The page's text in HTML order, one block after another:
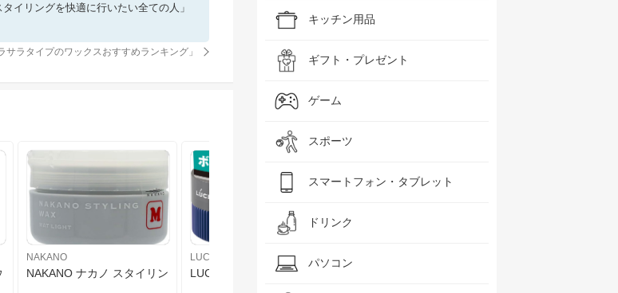
イリングを快適に行いたい全ての人」
サラタイプのワックスおすすめランキング 」
ホワイトリリー
ーター 200ml ねぐせ直しウォーター ヘアフレグランス
NAKANO
NAKANO ナカノ スタイリングワックスM 90ｇ
LUCIDOルシード
LUCIDO(ルシード) ヘアワックスボリューム&ハード メンズ スタイリング剤 セット
キッチン用品
ギフト・プレゼント
ゲーム
スポーツ
スマートフォン・タブレット
ドリンク
パソコン